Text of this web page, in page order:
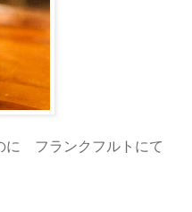
に フランクフルトにて